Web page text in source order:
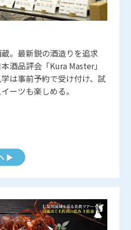
。最新鋭の酒造りを追求
酒品評会「Kura Master」
は事前予約で受け付け、試
ーツも楽しめる。
▶